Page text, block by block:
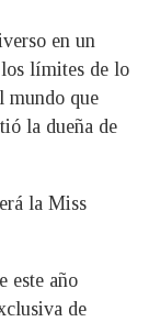
en un
límites de lo
mundo que
la dueña de
la Miss
este año
de